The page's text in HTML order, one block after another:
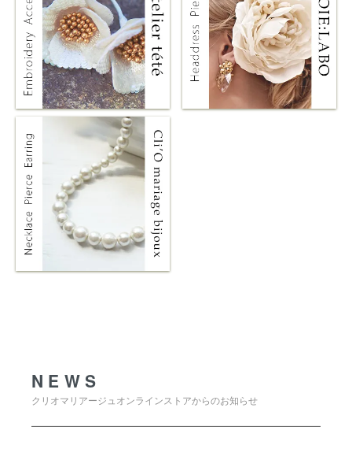
NEWS
クリオマリアージュオンラインストアからのお知らせ